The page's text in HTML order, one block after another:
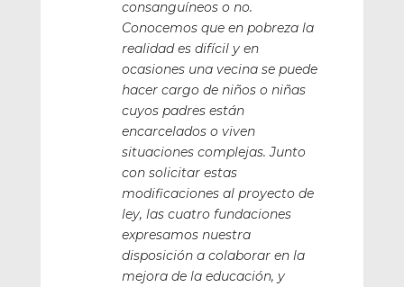
consanguíneos o no.
Conocemos que en pobreza la
realidad es difícil y en
ocasiones una vecina se puede
hacer cargo de niños o niñas
cuyos padres están
encarcelados o viven
situaciones complejas. Junto
con solicitar estas
modificaciones al proyecto de
ley, las cuatro fundaciones
expresamos nuestra
disposición a colaborar en la
mejora de la educación, y